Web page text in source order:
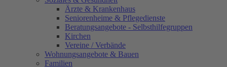
Ärzte & Krankenhaus
Seniorenheime & Pflegedienste
Beratungsangebote - Selbsthilfegruppen
Kirchen
Vereine / Verbände
Wohnungsangebote & Bauen
Familien